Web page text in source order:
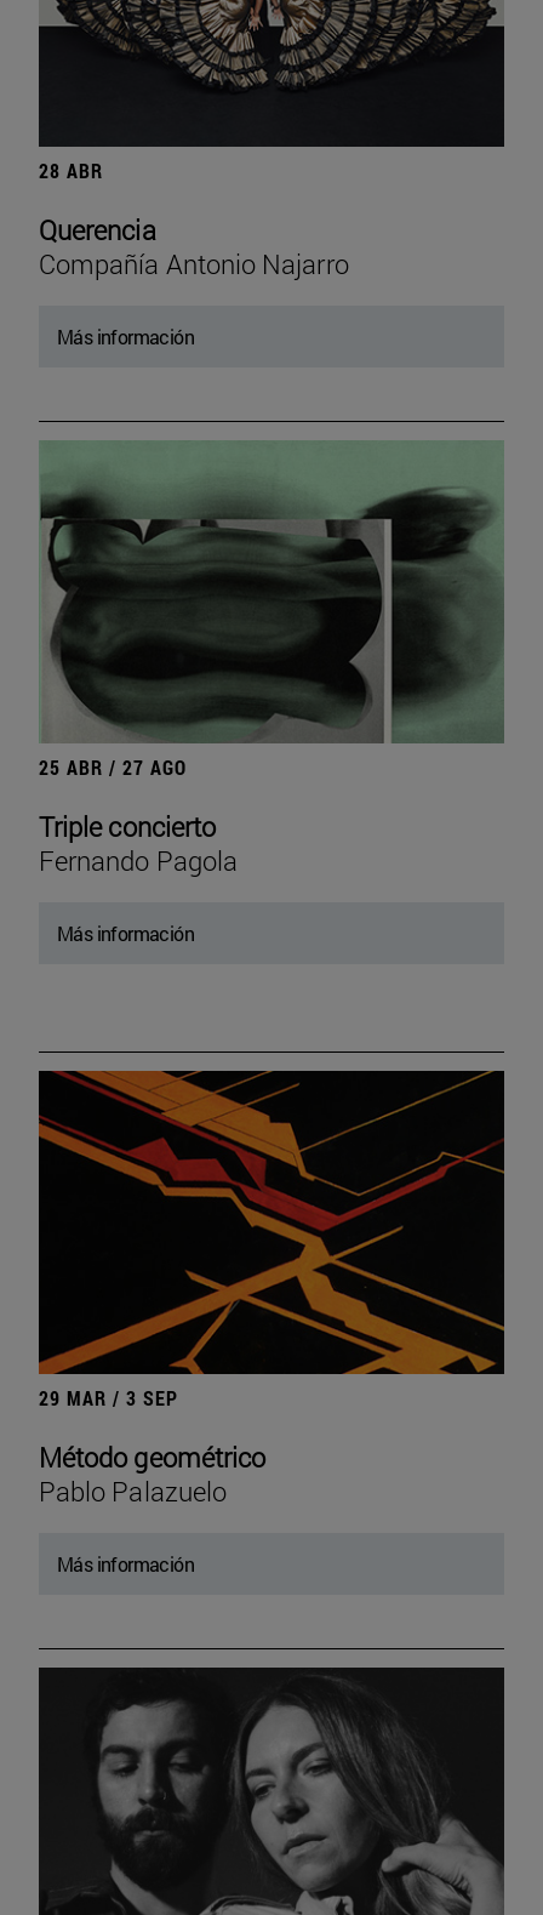
28 ABR
Querencia
Compañía Antonio Najarro
Más información
25 ABR / 27 AGO
Triple concierto
Fernando Pagola
Más información
29 MAR / 3 SEP
Método geométrico
Pablo Palazuelo
Más información